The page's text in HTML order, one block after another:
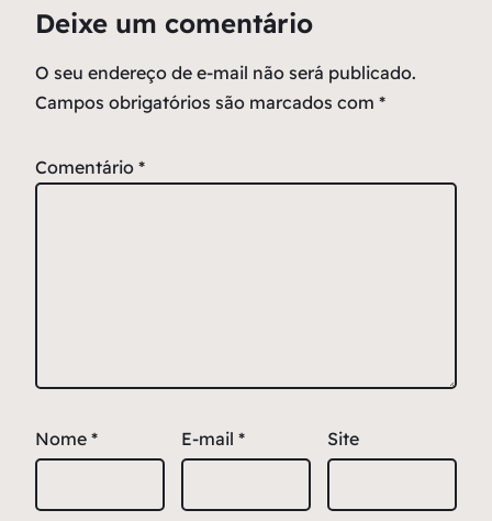
Deixe um comentário
O seu endereço de e-mail não será publicado.
Campos obrigatórios são marcados com *
Comentário *
Nome * E-mail * Site